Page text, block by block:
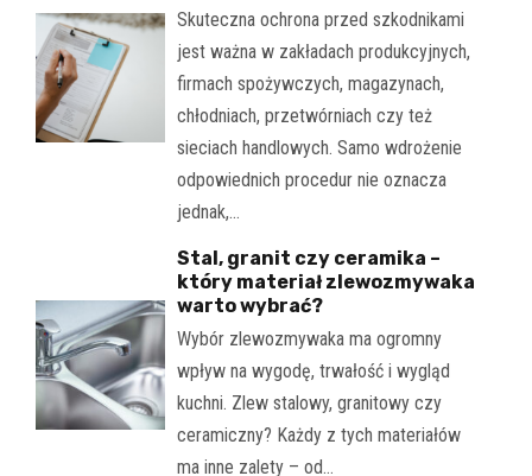
Skuteczna ochrona przed szkodnikami
jest ważna w zakładach produkcyjnych,
firmach spożywczych, magazynach,
chłodniach, przetwórniach czy też
sieciach handlowych. Samo wdrożenie
odpowiednich procedur nie oznacza
jednak,…
Stal, granit czy ceramika –
który materiał zlewozmywaka
warto wybrać?
Wybór zlewozmywaka ma ogromny
wpływ na wygodę, trwałość i wygląd
kuchni. Zlew stalowy, granitowy czy
ceramiczny? Każdy z tych materiałów
ma inne zalety – od…